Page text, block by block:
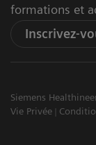
formations et
Inscrivez-
Siemens
Vie Privée